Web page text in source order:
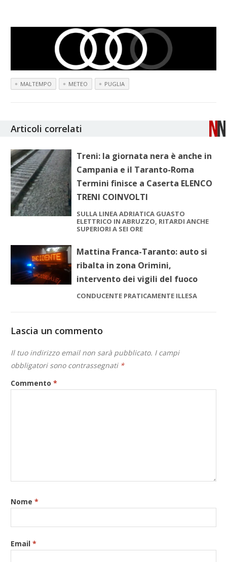
MALTEMPO METEO PUGLIA
Articoli correlati
Treni: la giornata nera è anche in
Campania e il Taranto-Roma
Termini finisce a Caserta ELENCO
TRENI COINVOLTI
SULLA LINEA ADRIATICA GUASTO
ELETTRICO IN ABRUZZO, RITARDI ANCHE
SUPERIORI A SEI ORE
Mattina Franca-Taranto: auto si
ribalta in zona Orimini,
intervento dei vigili del fuoco
CONDUCENTE PRATICAMENTE ILLESA
Lascia un commento
Il tuo indirizzo email non sarà pubblicato. I campi
obbligatori sono contrassegnati *
Commento*
Nome*
Email*